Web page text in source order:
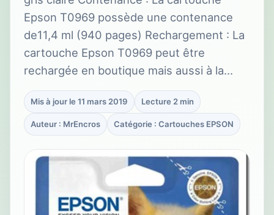
Epson T0969 possède une contenance
de11,4 ml (940 pages) Rechargement : La
cartouche Epson T0969 peut être
rechargée en boutique mais aussi à la…
Mis à jour le 11 mars 2019 Lecture 2 min
Auteur : MrEncros Catégorie : Cartouches EPSON